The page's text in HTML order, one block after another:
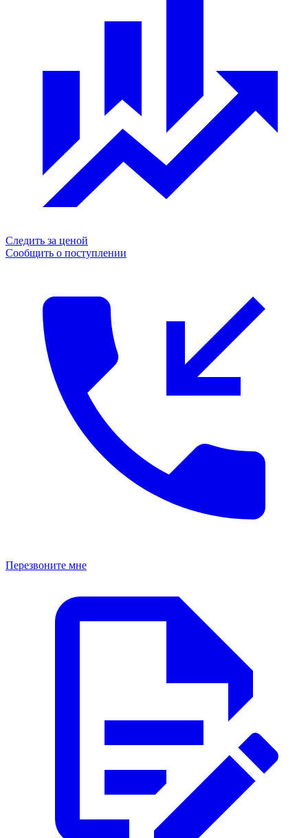
Следить за ценой
Сообщить о поступлении
Перезвоните мне